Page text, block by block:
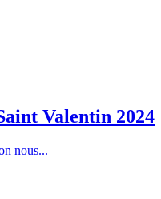
Valentin 2024
nous...